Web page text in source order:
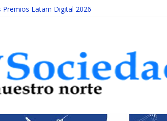
Latam Digital 2026